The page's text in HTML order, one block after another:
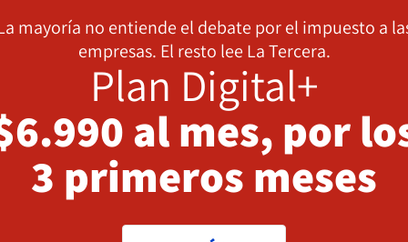
mayoría no entiende el debate por el impuesto a
empresas. El resto lee La Tercera.
Plan Digital+
al mes, por
3 primeros meses